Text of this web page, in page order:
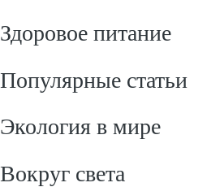
Здоровое питание
Популярные статьи
Экология в мире
Вокруг света